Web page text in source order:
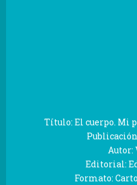
Título: El cuerpo. Mi
Autor:
Editorial:
Formato: